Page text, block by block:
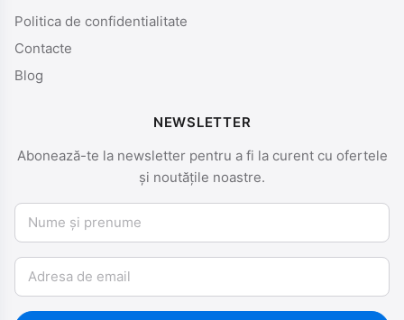
Politica de confidentialitate
Contacte
Blog
NEWSLETTER
Abonează-te la newsletter pentru a fi la curent cu ofertele
și noutățile noastre.
Nume și prenume
Email